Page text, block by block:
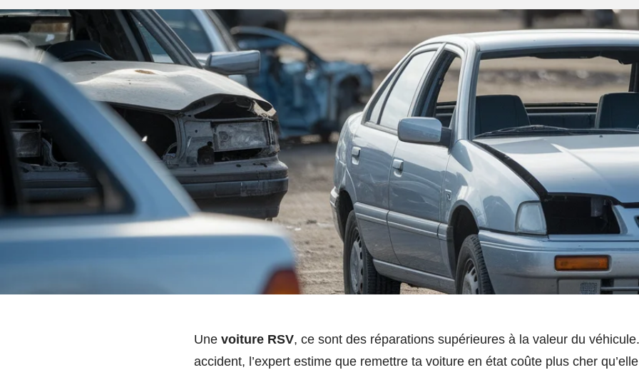
Une voiture RSV, ce sont des réparations supérieures à la valeur du
accident, l’expert estime que remettre ta voiture en état coûte plus cher